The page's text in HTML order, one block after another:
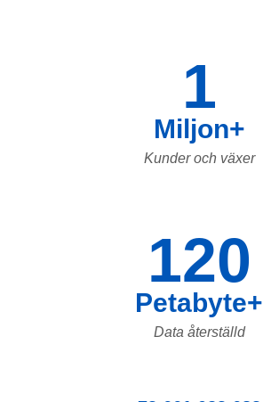
1
Miljon+
Kunder och växer
120
Petabyte+
Data återställd